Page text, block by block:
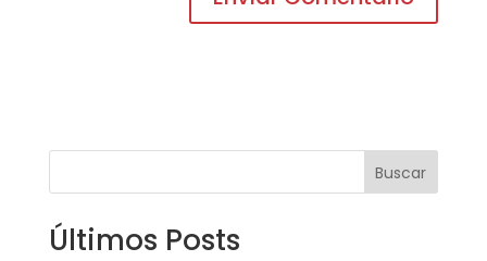
Buscar
Últimos Posts